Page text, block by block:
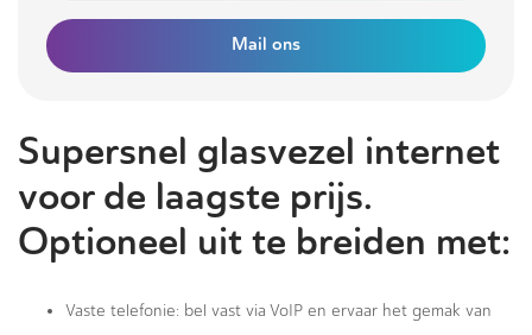
Mail ons
Supersnel glasvezel internet
voor de laagste prijs.
Optioneel uit te breiden met:
Vaste telefonie: bel vast via VoIP en ervaar het gemak van